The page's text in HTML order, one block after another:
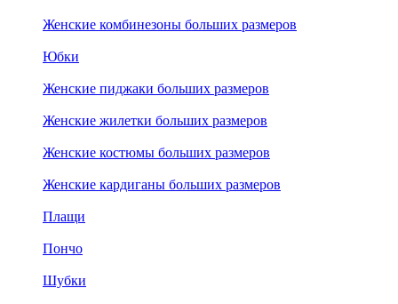
Женские комбинезоны больших размеров
Юбки
Женские пиджаки больших размеров
Женские жилетки больших размеров
Женские костюмы больших размеров
Женские кардиганы больших размеров
Плащи
Пончо
Шубки